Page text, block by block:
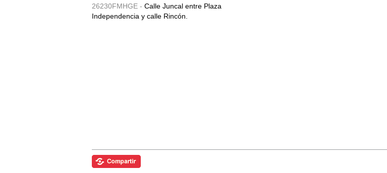
26230FMHGE - Calle Juncal entre Plaza
Independencia y calle Rincón.